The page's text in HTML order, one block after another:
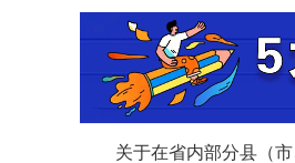
关于在省内部分县（